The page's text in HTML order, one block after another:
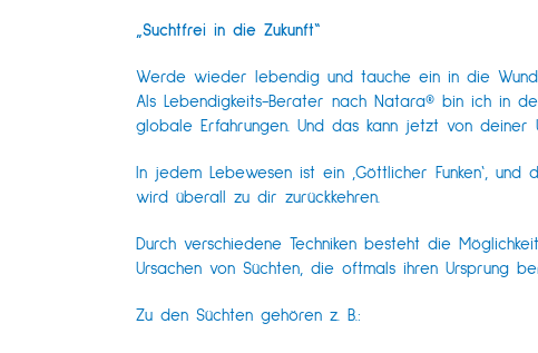
„Suchtfrei in die Zukunft“
Werde wieder lebendig und tauche ein in die
Als Lebendigkeits-Berater nach Natara® bin ich in
globale Erfahrungen. Und das kann jetzt von deiner
In jedem Lebewesen ist ein ‚Göttlicher Funken‘,
wird überall zu dir zurückkehren.
Durch verschiedene Techniken besteht die
Ursachen von Süchten, die oftmals ihren Ursprung
Zu den Süchten gehören z. B.: